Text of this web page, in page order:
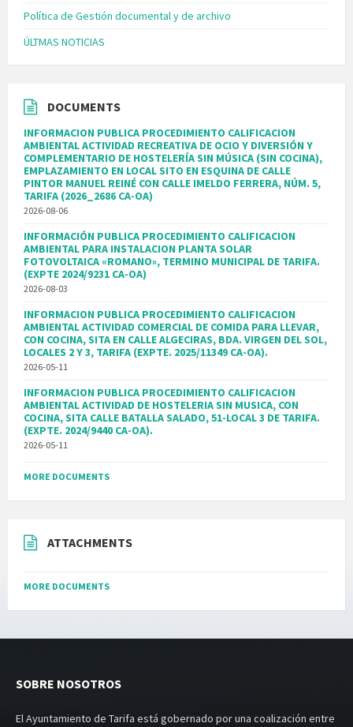
Política de Gestión documental y de archivo
ÚLTMAS NOTICIAS
DOCUMENTS
INFORMACION PUBLICA PROCEDIMIENTO CALIFICACION
AMBIENTAL ACTIVIDAD RECREATIVA DE OCIO Y DIVERSIÓN Y
COMPLEMENTARIO DE HOSTELERÍA SIN MÚSICA (SIN COCINA),
EMPLAZAMIENTO EN LOCAL SITO EN ESQUINA DE CALLE
PINTOR MANUEL REINÉ CON CALLE IMELDO FERRERA, NÚM. 5,
TARIFA (2026_2686 CA-OA)
2026-08-06
INFORMACIÓN PUBLICA PROCEDIMIENTO CALIFICACION
AMBIENTAL PARA INSTALACION PLANTA SOLAR
FOTOVOLTAICA «ROMANO», TERMINO MUNICIPAL DE TARIFA.
(EXPTE 2024/9231 CA-OA)
2026-08-03
INFORMACION PUBLICA PROCEDIMIENTO CALIFICACION
AMBIENTAL ACTIVIDAD COMERCIAL DE COMIDA PARA LLEVAR,
CON COCINA, SITA EN CALLE ALGECIRAS, BDA. VIRGEN DEL SOL,
LOCALES 2 Y 3, TARIFA (EXPTE. 2025/11349 CA-OA).
2026-05-11
INFORMACION PUBLICA PROCEDIMIENTO CALIFICACION
AMBIENTAL ACTIVIDAD DE HOSTELERIA SIN MUSICA, CON
COCINA, SITA CALLE BATALLA SALADO, 51-LOCAL 3 DE TARIFA.
(EXPTE. 2024/9440 CA-OA).
2026-05-11
MORE DOCUMENTS
ATTACHMENTS
MORE DOCUMENTS
SOBRE NOSOTROS
El Ayuntamiento de Tarifa está gobernado por una coalización entre